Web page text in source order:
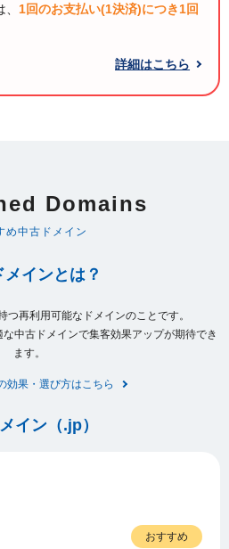
1回のお支払い(1決済)につき1回
詳細はこちら
Domains
め中古ドメイン
メインとは？
つ再利用可能なドメインのことです。
中古ドメインで集客効果アップが期待でき
ます。
効果・選び方はこちら
イン（.jp）
おすすめ